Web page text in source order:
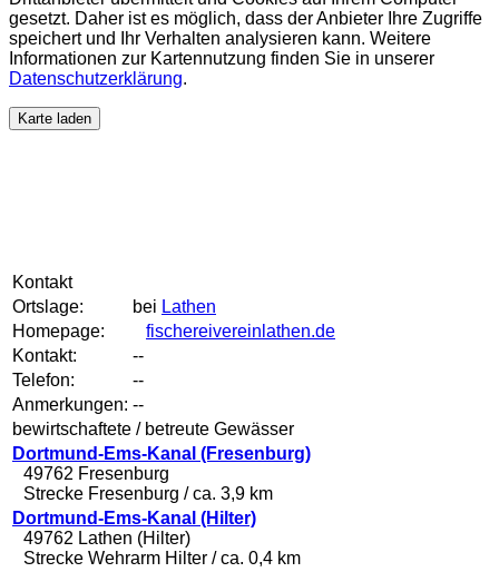
gesetzt. Daher ist es möglich, dass der Anbieter Ihre Zugriffe
speichert und Ihr Verhalten analysieren kann. Weitere
Informationen zur Kartennutzung finden Sie in unserer
Datenschutzerklärung.
Karte laden
Kontakt
Ortslage:
bei Lathen
Homepage:
fischereivereinlathen.de
Kontakt:
--
Telefon:
--
Anmerkungen: --
bewirtschaftete / betreute Gewässer
Dortmund-Ems-Kanal (Fresenburg)
49762 Fresenburg
Strecke Fresenburg / ca. 3,9 km
Dortmund-Ems-Kanal (Hilter)
49762 Lathen (Hilter)
Strecke Wehrarm Hilter / ca. 0,4 km